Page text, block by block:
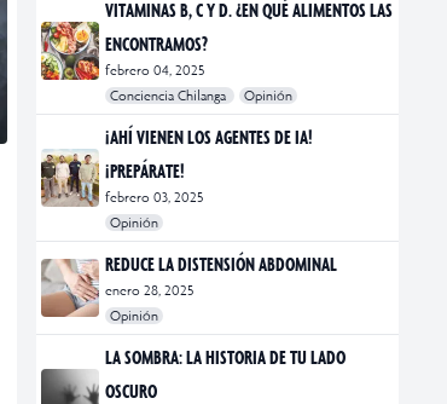
VITAMINAS B, C Y D. ¿EN QUÉ ALIMENTOS LAS
ENCONTRAMOS?
febrero 04, 2025
Conciencia Chilanga
Opinión
#bienestar
#Opinión
#Principal
¡AHÍ VIENEN LOS AGENTES DE IA!
¡PREPÁRATE!
febrero 03, 2025
Opinión
#Bar Emprende
#Opinión
#Principal
REDUCE LA DISTENSIÓN ABDOMINAL
enero 28, 2025
Opinión
#bienestar
#Opinión
#Principal
#Salud
LA SOMBRA: LA HISTORIA DE TU LADO
OSCURO